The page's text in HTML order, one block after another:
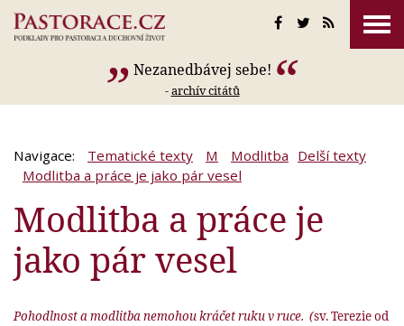
Nezanedbávej sebe!
-archív citátů
Navigace: Tematické texty M Modlitba Delší texty
Modlitba a práce je jako pár vesel
Modlitba a práce je
jako pár vesel
Pohodlnost a modlitba nemohou kráčet ruku v ruce. (sv. Terezie od